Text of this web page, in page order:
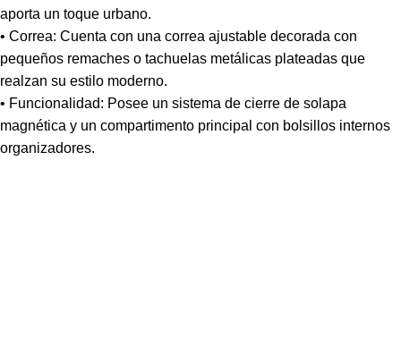
aporta un toque urbano.
• Correa: Cuenta con una correa ajustable decorada con
pequeños remaches o tachuelas metálicas plateadas que
realzan su estilo moderno.
• Funcionalidad: Posee un sistema de cierre de solapa
magnética y un compartimento principal con bolsillos internos
organizadores.